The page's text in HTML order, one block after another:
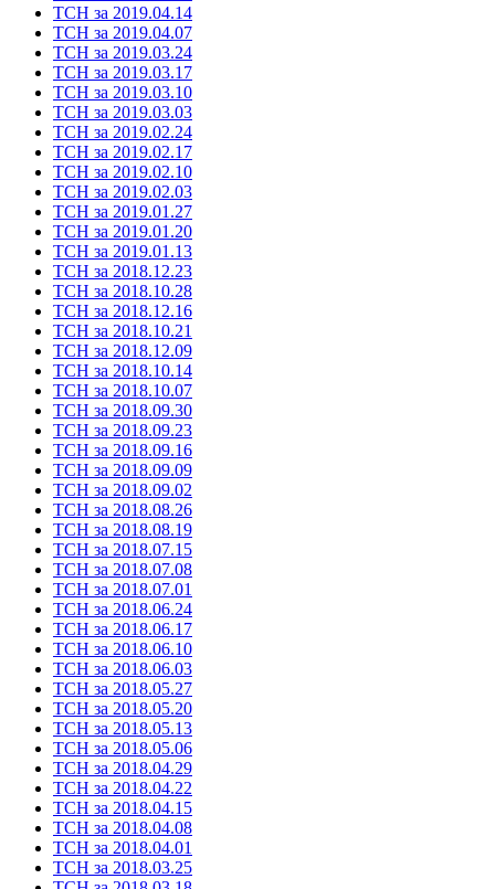
ТСН за 2019.04.14
ТСН за 2019.04.07
ТСН за 2019.03.24
ТСН за 2019.03.17
ТСН за 2019.03.10
ТСН за 2019.03.03
ТСН за 2019.02.24
ТСН за 2019.02.17
ТСН за 2019.02.10
ТСН за 2019.02.03
ТСН за 2019.01.27
ТСН за 2019.01.20
ТСН за 2019.01.13
ТСН за 2018.12.23
ТСН за 2018.10.28
ТСН за 2018.12.16
ТСН за 2018.10.21
ТСН за 2018.12.09
ТСН за 2018.10.14
ТСН за 2018.10.07
ТСН за 2018.09.30
ТСН за 2018.09.23
ТСН за 2018.09.16
ТСН за 2018.09.09
ТСН за 2018.09.02
ТСН за 2018.08.26
ТСН за 2018.08.19
ТСН за 2018.07.15
ТСН за 2018.07.08
ТСН за 2018.07.01
ТСН за 2018.06.24
ТСН за 2018.06.17
ТСН за 2018.06.10
ТСН за 2018.06.03
ТСН за 2018.05.27
ТСН за 2018.05.20
ТСН за 2018.05.13
ТСН за 2018.05.06
ТСН за 2018.04.29
ТСН за 2018.04.22
ТСН за 2018.04.15
ТСН за 2018.04.08
ТСН за 2018.04.01
ТСН за 2018.03.25